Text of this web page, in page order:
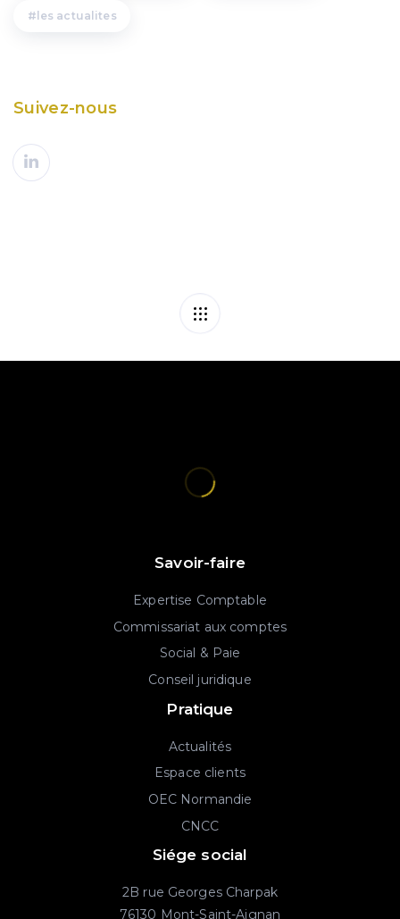
les actualites
Suivez-nous
Savoir-faire
Expertise Comptable
Commissariat aux comptes
Social & Paie
Conseil juridique
Pratique
Actualités
Espace clients
OEC Normandie
CNCC
Siége social
2B rue Georges Charpak
76130 Mont-Saint-Aignan